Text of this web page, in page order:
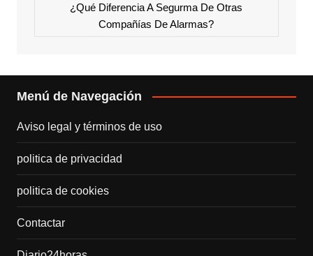
¿Qué Diferencia A Segurma De Otras
Compañías De Alarmas?
Menú de Navegación
Aviso legal y términos de uso
politica de privacidad
politica de cookies
Contactar